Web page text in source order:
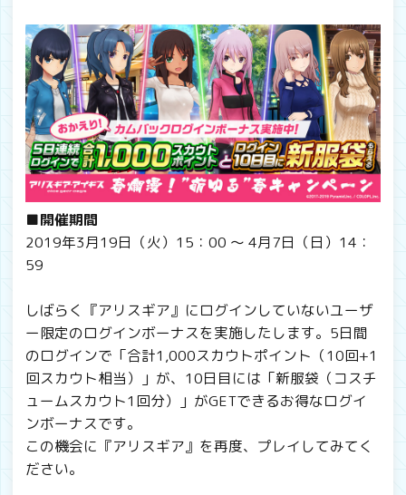
■開催期間
2019年3月19日（火）15：00 ～ 4月7日（日）14：
59
しばらく『アリスギア』にログインしていないユーザ
ー限定のログインボーナスを実施したします。5日間
のログインで「合計1,000スカウトポイント（10回+1
回スカウト相当）」が、10日目には「新服袋（コスチ
ュームスカウト1回分）」がGETできるお得なログイ
ンボーナスです。
この機会に『アリスギア』を再度、プレイしてみてく
ださい。